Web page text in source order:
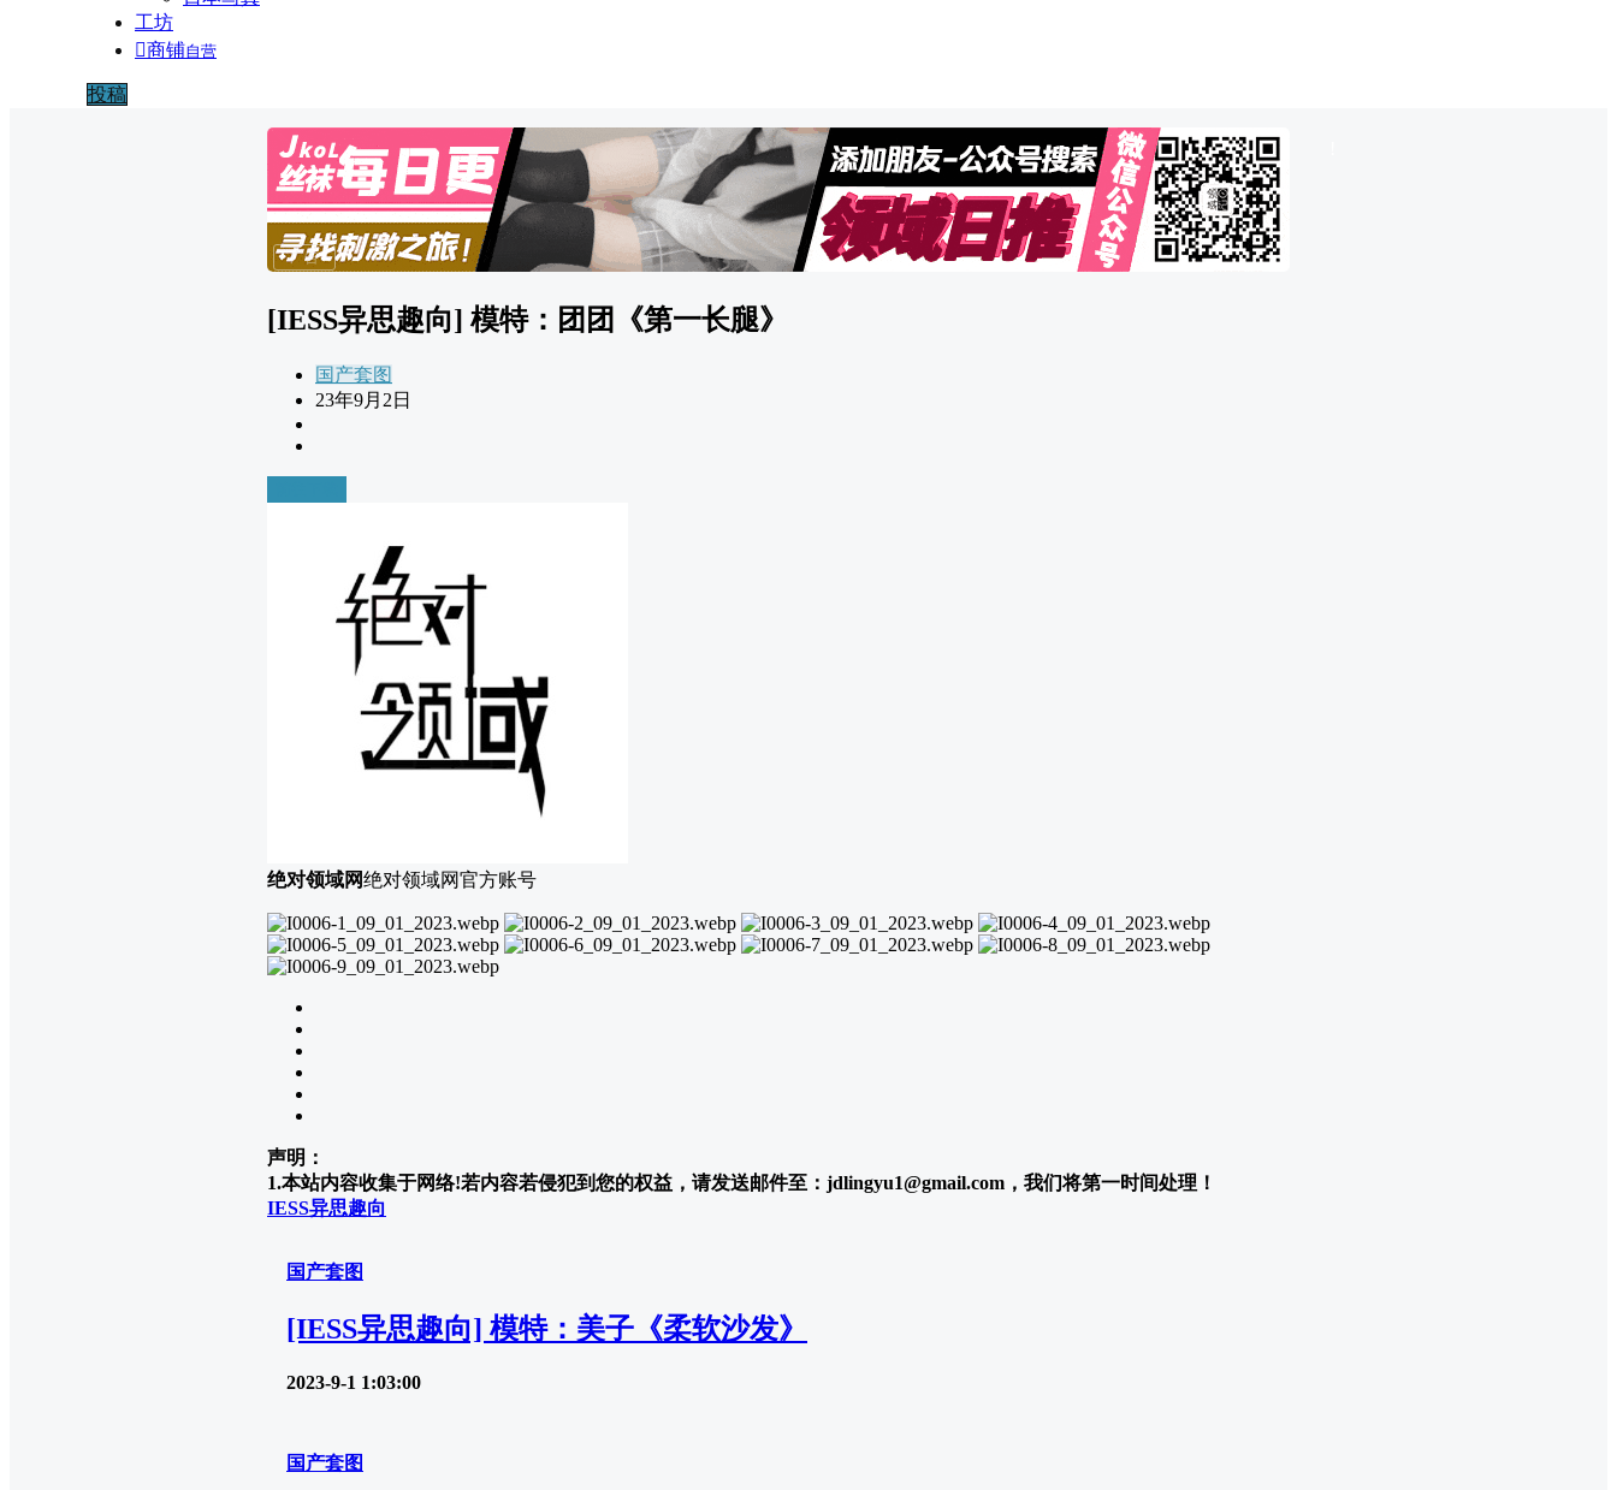
工坊
商铺自营
投稿
广告
[IESS异思趣向] 模特：团团《第一长腿》
国产套图
23年9月2日
绝对领域网绝对领域网官方账号
声明：
1.本站内容收集于网络!若内容若侵犯到您的权益，请发送邮件至：jdlingyu1@gmail.com，我们将第一时间处理！
IESS异思趣向
国产套图
[IESS异思趣向] 模特：美子《柔软沙发》
2023-9-1 1:03:00
国产套图